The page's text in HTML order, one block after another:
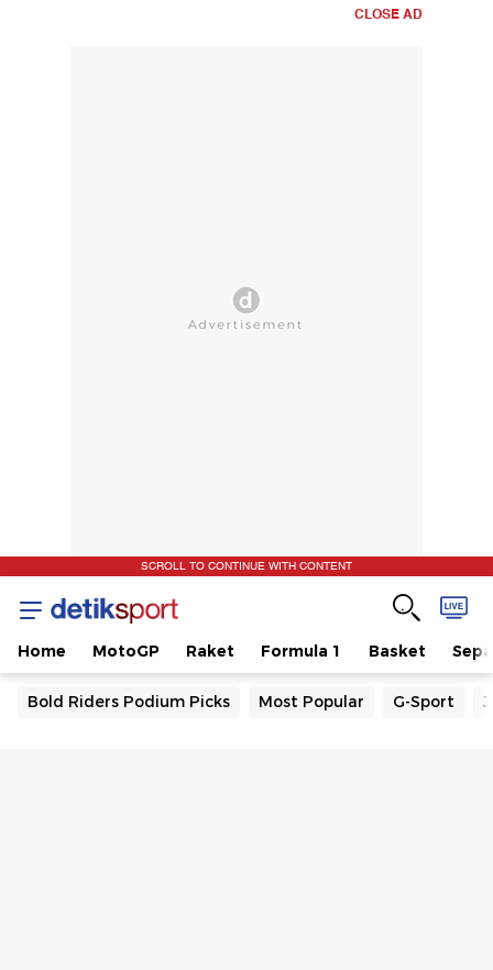
CLOSE AD
SCROLL TO CONTINUE WITH CONTENT
Home MotoGP Raket Formula 1 Basket
Bold Riders Podium Picks Most Popular G-Sport